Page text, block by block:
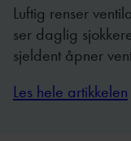
Luftig renser
ser daglig
sjeldent åpner
Les hele artikkelen